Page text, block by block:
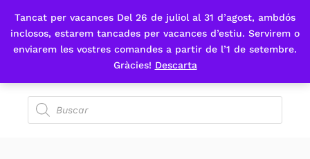
Tancat per vacances Del 26 de juliol al 31 d’agost, ambdós
inclosos, estarem tancades per vacances d’estiu. Servirem o
enviarem les vostres comandes a partir de l’1 de setembre.
Gràcies! Descarta
Fes-te'n sòcia